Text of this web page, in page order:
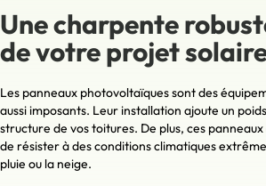
Une charpente
de votre projet
Les panneaux photovoltaïques sont des
aussi imposants. Leur installation ajoute un
structure de vos toitures. De plus, ces
de résister à des conditions climatiques
pluie ou la neige.